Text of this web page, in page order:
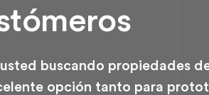
buscando propiedades
opción tanto para